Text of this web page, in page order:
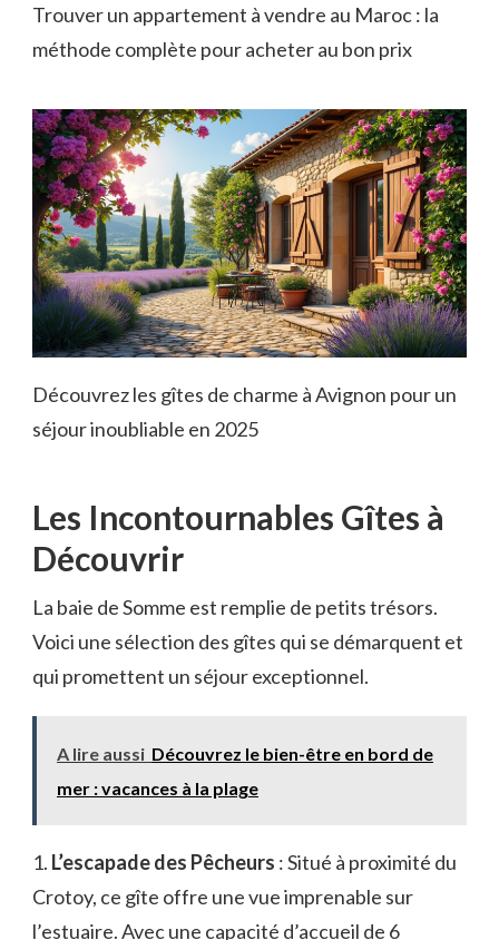
Trouver un appartement à vendre au Maroc : la
méthode complète pour acheter au bon prix
Découvrez les gîtes de charme à Avignon pour un
séjour inoubliable en 2025
Les Incontournables Gîtes à
Découvrir
La baie de Somme est remplie de petits trésors.
Voici une sélection des gîtes qui se démarquent et
qui promettent un séjour exceptionnel.
A lire aussi Découvrez le bien-être en bord de
mer : vacances à la plage
1. L’escapade des Pêcheurs : Situé à proximité du
Crotoy, ce gîte offre une vue imprenable sur
l’estuaire. Avec une capacité d’accueil de 6